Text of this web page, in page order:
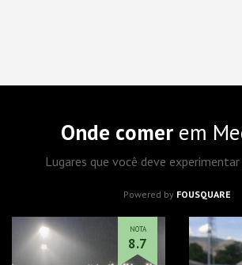
Onde comer em
Lugares que você deve
Powered by FOUSQUARE
NOTA
8.7